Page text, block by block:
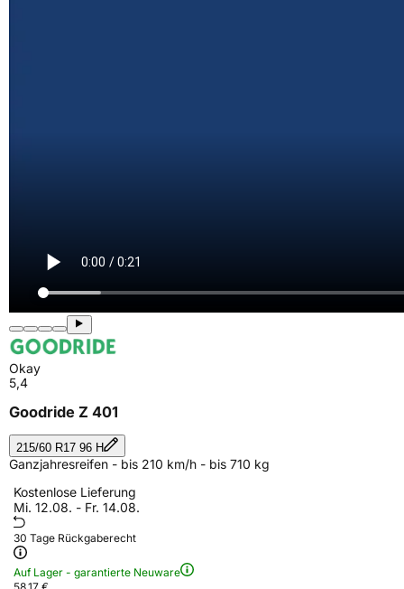
Okay
5,4
Goodride Z 401
215/60 R17 96 H
Ganzjahresreifen - bis 210 km/h - bis 710 kg
Kostenlose Lieferung
Mi. 12.08. - Fr. 14.08.
30 Tage Rückgaberecht
Auf Lager - garantierte Neuware